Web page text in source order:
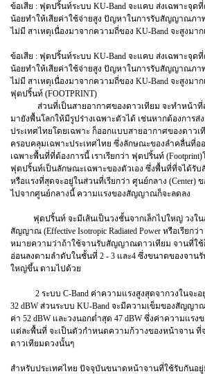
ข้อเสีย : ฟุตปริ้นท์ระบบ KU-Band จะแคบ ส่งเฉพาะจุ
น้อยทำให้เสียค่าใช้จ่ายสูง ปัญหาในการรับสัญญาณภา
ไม่มี สาเหตุเนื่องมาจากความถี่ของ KU-Band จะสูงมา
ข้อเสีย : ฟุตปริ้นท์ระบบ KU-Band จะแคบ ส่งเฉพาะจุ
น้อยทำให้เสียค่าใช้จ่ายสูง ปัญหาในการรับสัญญาณภา
ไม่มี สาเหตุเนื่องมาจากความถี่ของ KU-Band จะสูงมา
ฟุตปริ้นท์ (FOOTPRINT)
ส่วนที่เป็นสายอากาศของดาวเทียม จะทำหน้าที่
มายังพื้นโลกให้มีรูปร่างเฉพาะตัวได้ เช่นหากต้องการ
ประเทศไทยโดยเฉพาะ ก็ออกแบบสายอากาศของดาวเ
ครอบคลุมเฉพาะประเทศไทย ซึ่งลักษณะของลำคลื่นที่
เฉพาะพื้นที่ที่ต้องการนี้ เราเรียกว่า ฟุตปริ้นท์
ฟุตปริ้นท์เป็นลักษณะเฉพาะของตัวเอง ซึ่งพื้นที่ที่จได้รั
หรือแรงที่สุดจะอยู่ในส่วนที่เรียกว่า ศูนย์กลาง (Center)
ไปจากศูนย์กลางนี้ ความแรงของสัญญาณก็จะลดลง
ฟุตปริ้นท์ จะมีเส้นเป็นวงชั้นจากเล็กไปใหญ่ วงใน
สัญญาณ (Effective Isotropic Radiated Power หรือเรียกว่
หมายความว่าถ้าใช้จานรับสัญญาณดาวเทียม จานที่ใ
อ่อนลงตามลำดับในชั้นที่ 2 - 3 และ4 ซึ่งขนาดของจา
ใหญ่ขึ้น ตามไปด้วย
2 ระบบ C-Band ค่าความแรงสูงสุดจากวงในจะอ
32 dBW ส่วนระบบ KU-Band จะมีความเข็มของสัญญา
ค่า 52 dBW และวงนอกต่ำสุด 47 dBW ซึ่งค่าความแร
แต่ละพื้นที่ จะเป็นตัวกำหนดความก้วางของหน้าจาน
ดาวเทียมดวงนั้นๆ
สำหรับประเทศไทย ปัจจุบันขนาดหน้าจานที่ใช้รับกันอ